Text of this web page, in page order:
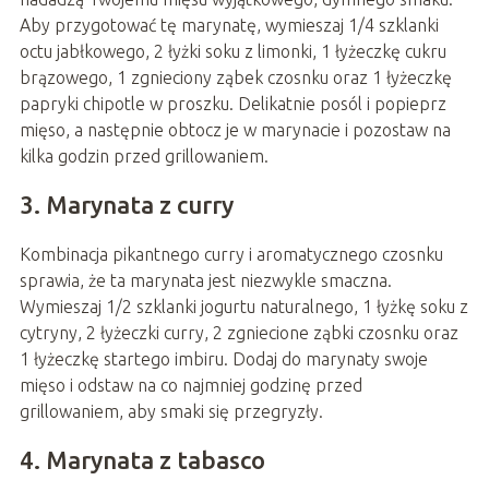
Aby przygotować tę marynatę, wymieszaj 1/4 szklanki
octu jabłkowego, 2 łyżki soku z limonki, 1 łyżeczkę cukru
brązowego, 1 zgnieciony ząbek czosnku oraz 1 łyżeczkę
papryki chipotle w proszku. Delikatnie posól i popieprz
mięso, a następnie obtocz je w marynacie i pozostaw na
kilka godzin przed grillowaniem.
3. Marynata z curry
Kombinacja pikantnego curry i aromatycznego czosnku
sprawia, że ta marynata jest niezwykle smaczna.
Wymieszaj 1/2 szklanki jogurtu naturalnego, 1 łyżkę soku z
cytryny, 2 łyżeczki curry, 2 zgniecione ząbki czosnku oraz
1 łyżeczkę startego imbiru. Dodaj do marynaty swoje
mięso i odstaw na co najmniej godzinę przed
grillowaniem, aby smaki się przegryzły.
4. Marynata z tabasco